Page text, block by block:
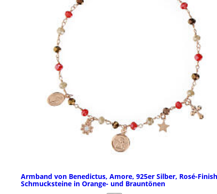
Armband von Benedictus, Amore, 925er Silber, Rosé-
Schmucksteine in Orange- und Brauntönen